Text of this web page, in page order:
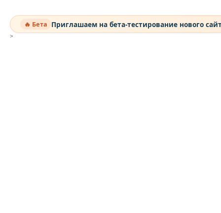
🔥 Бета Приглашаем на бета-тестирование нового
>